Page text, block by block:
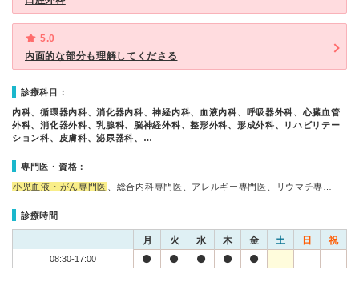
5.0
内面的な部分も理解してくださる
診療科目：
内科、循環器内科、消化器内科、神経内科、血液内科、呼吸器外科、心臓血管
外科、消化器外科、乳腺科、脳神経外科、整形外科、形成外科、リハビリテー
ション科、皮膚科、泌尿器科、…
専門医・資格：
小児血液・がん専門医 、総合内科専門医、アレルギー専門医、リウマチ専…
診療時間
月 火 水 木 金 土 日 祝
08:30-17:00